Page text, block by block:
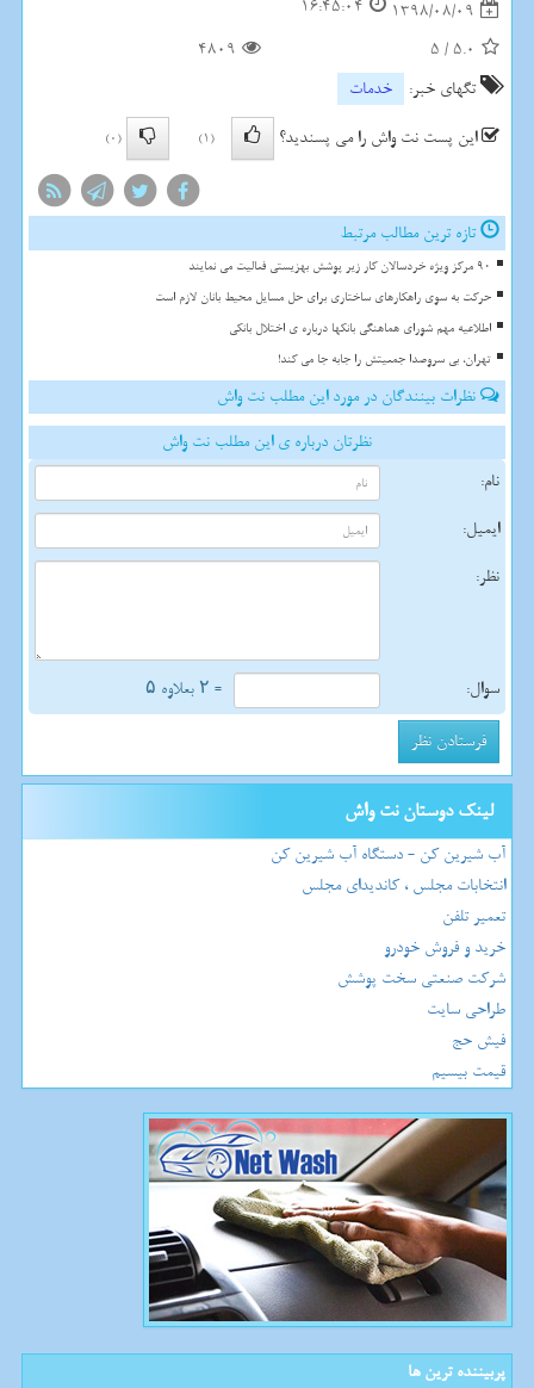
1398/08/09
16:45:04
5.0
/
5
4809
تگهای خبر:
خدمات
این پست نت واش را می پسندید؟
(1)
(0)
تازه ترین مطالب مرتبط
90 مرکز ویژه خردسالان کار زیر پوشش بهزیستی فعالیت می نمایند
حرکت به سوی راهکارهای ساختاری برای حل مسایل محیط بانان لازم است
اطلاعیه مهم شورای هماهنگی بانکها درباره ی اختلال بانکی
تهران، بی سروصدا جمعیتش را جابه جا می کند!
نظرات بینندگان در مورد این مطلب نت واش
نظرتان درباره ی این مطلب نت واش
نام:
ایمیل:
نظر:
سوال: = ۲ بعلاوه ۵
لینک دوستان نت واش
آب شیرین کن - دستگاه آب شیرین کن
انتخابات مجلس ، کاندیدای مجلس
تعمیر تلفن
خرید و فروش خودرو
شرکت صنعتی سخت پوشش
طراحی سایت
فیش حج
قیمت بیسیم
پربیننده ترین ها